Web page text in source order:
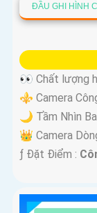
ĐẦU GHI HÌNH
👀 Chất lượng
⚜️ Camera
🌙 Tầm Nhìn
👑 Camera
️ƒ Đặt Điểm :